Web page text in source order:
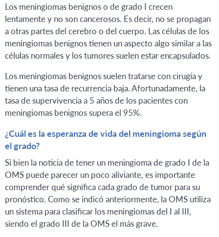
Los meningiomas benignos o de grado I crecen
lentamente y no son cancerosos. Es decir, no se propagan
a otras partes del cerebro o del cuerpo. Las células de los
meningiomas benignos tienen un aspecto algo similar a las
células normales y los tumores suelen estar encapsulados.
Los meningiomas benignos suelen tratarse con cirugía y
tienen una tasa de recurrencia baja. Afortunadamente, la
tasa de supervivencia a 5 años de los pacientes con
meningiomas benignos supera el 95%.
¿Cuál es la esperanza de vida del meningioma según
el grado?
Si bien la noticia de tener un meningioma de grado I de la
OMS puede parecer un poco aliviante, es importante
comprender qué significa cada grado de tumor para su
pronóstico. Como se indicó anteriormente, la OMS utiliza
un sistema para clasificar los meningiomas del I al III,
siendo el grado III de la OMS el más grave.